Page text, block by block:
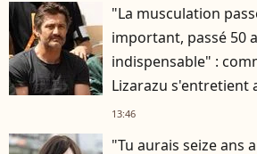
"La musculation
important, passé 50
indispensable" :
Lizarazu s'entretient
rester musclé à 56 ans
13:46
"Tu aurais seize ans